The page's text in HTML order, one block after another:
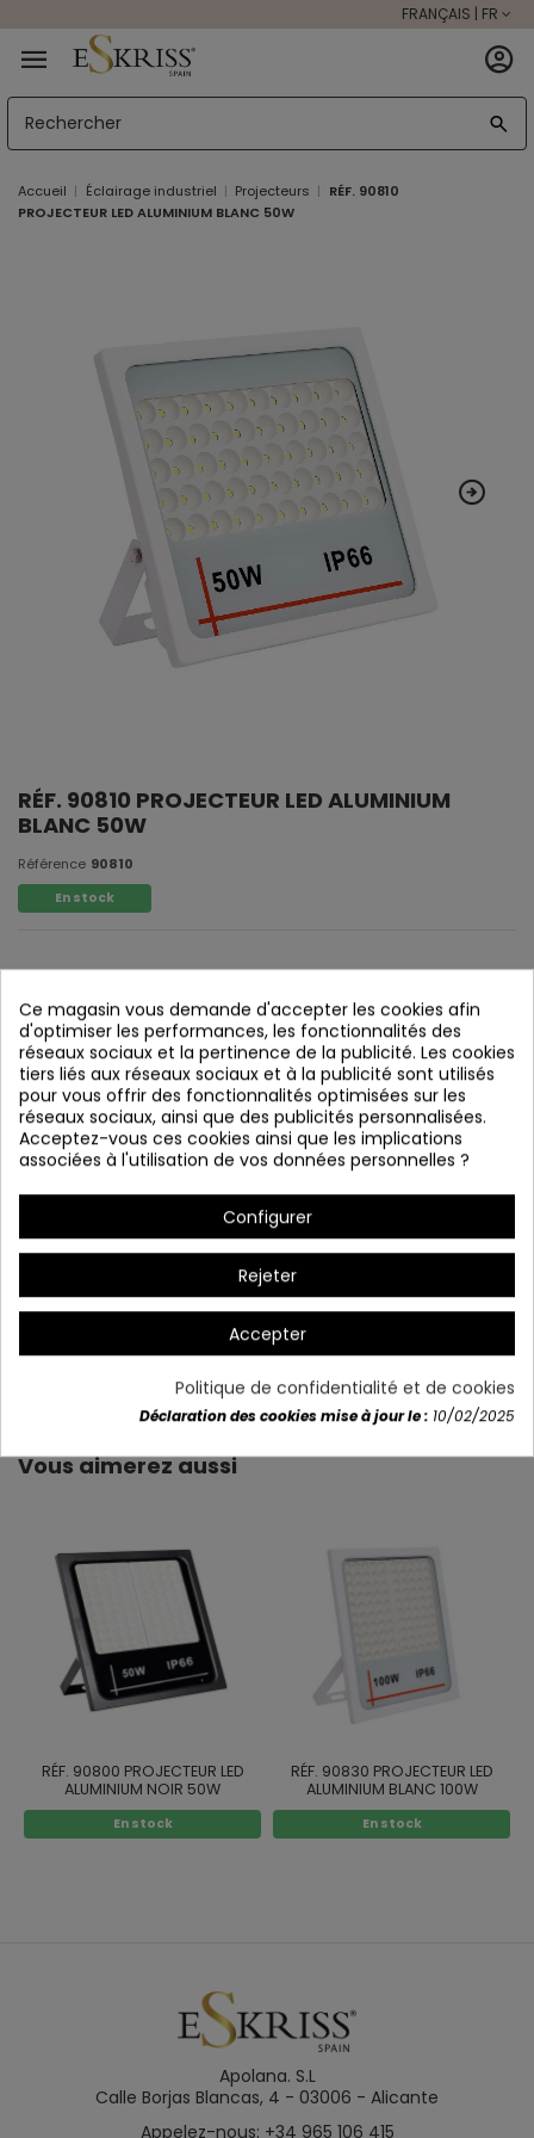
FRANÇAIS | FR
Accueil Éclairage industriel Projecteurs
RÉF. 90810
PROJECTEUR LED ALUMINIUM BLANC 50W
RÉF. 90810 PROJECTEUR LED ALUMINIUM
BLANC 50W
Référence 90810
En stock
Détails du produit
Vous aimerez aussi
RÉF. 90800 PROJECTEUR LED
ALUMINIUM NOIR 50W
En stock
RÉF. 90830 PROJECTEUR LED
ALUMINIUM BLANC 100W
En stock
Apolana. S.L
Calle Borjas Blancas, 4 - 03006 - Alicante
Appelez-nous: +34 965 106 415
Ce magasin vous demande d'accepter les cookies afin
d'optimiser les performances, les fonctionnalités des
réseaux sociaux et la pertinence de la publicité. Les cookies
tiers liés aux réseaux sociaux et à la publicité sont utilisés
pour vous offrir des fonctionnalités optimisées sur les
réseaux sociaux, ainsi que des publicités personnalisées.
Acceptez-vous ces cookies ainsi que les implications
associées à l'utilisation de vos données personnelles ?
Configurer
Rejeter
Accepter
Politique de confidentialité et de cookies
Déclaration des cookies mise à jour le : 10/02/2025